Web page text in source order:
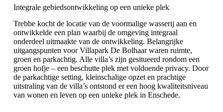
Integrale gebiedsontwikkeling op een unieke plek
Trebbe kocht de locatie van de voormalige wasserij aan en
ontwikkelde een plan waarbij de omgeving integraal
onderdeel uitmaakte van de ontwikkeling. Belangrijke
uitgangspunten voorVillapark De Bolhaarwaren ruimte,
groen en parkachtig. Alle villa’s zijn gesitueerd rondom een
groen hofje – een beschutte plek met voldoende privacy. Door
de parkachtige setting, kleinschalige opzet en prachtige
uitstraling van de villa’s ontstond er een hoog kwaliteitsniveau
van wonen en leven op een unieke plek in Enschede.